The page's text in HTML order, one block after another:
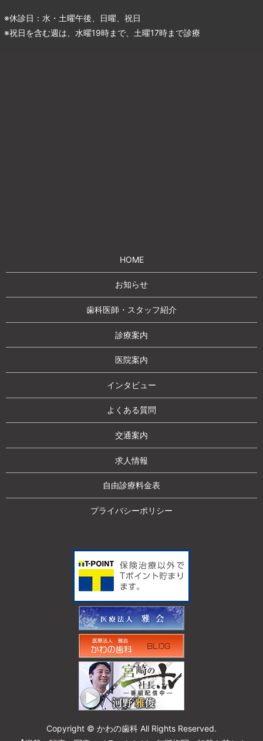
※休診日：水・土曜午後、日曜、祝日
※祝日を含む週は、水曜19時まで、土曜17時まで診療
HOME
お知らせ
歯科医師・スタッフ紹介
診療案内
医院案内
インタビュー
よくある質問
交通案内
求人情報
自由診療料金表
プライバシーポリシー
Copyright © かわの歯科 All Rights Reserved.